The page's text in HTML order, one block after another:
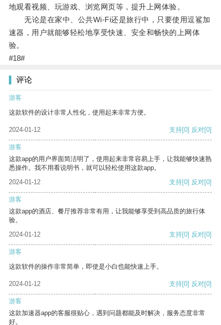
地观看视频、玩游戏、浏览网页等，提升上网体验。
无论是在家中、公共Wi-Fi还是旅行中，只要使用逗鲨加
速器，用户就能够轻松地享受快速、安全和畅快的上网体
验。
#18#
评论
游客
这款软件的设计非常人性化，使用起来非常方便。
2024-01-12 支持[0] 反对[0]
游客
这款app的用户界面简洁明了，使用起来非常容易上手，让我能够快速熟
悉操作。我不用看说明书，就可以轻松使用这款app。
2024-01-12
支持[0] 反对[0]
游客
这款app的酒店、餐厅推荐非常有用，让我能够享受到高品质的旅行体
验。
2024-01-12
支持[0] 反对[0]
游客
这款软件的操作非常简单，即使是小白也能快速上手。
2024-01-12 支持[0] 反对[0]
游客
这款加速器app的客服很贴心，遇到问题都能及时解决，服务态度非常
好。